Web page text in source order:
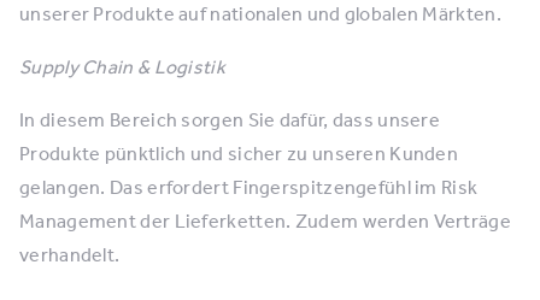
unserer Produkte auf nationalen und globalen Märkten.
Supply Chain & Logistik
In diesem Bereich sorgen Sie dafür, dass unsere
Produkte pünktlich und sicher zu unseren Kunden
gelangen. Das erfordert Fingerspitzengefühl im Risk
Management der Lieferketten. Zudem werden Verträge
verhandelt.